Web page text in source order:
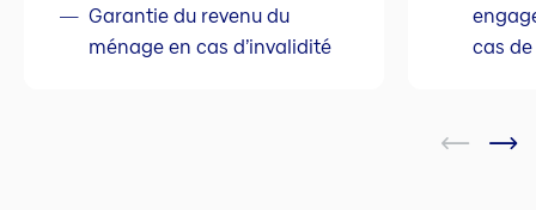
Garantie du revenu du
ménage en cas d’invalidité
cas